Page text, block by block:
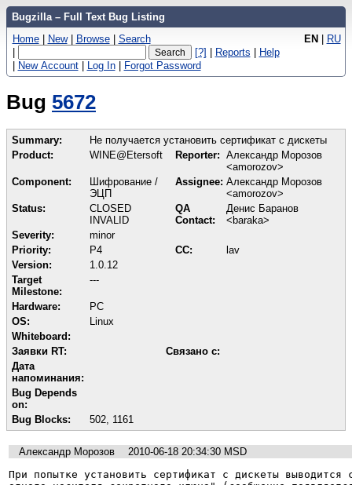
Bugzilla – Full Text Bug Listing
EN | RU
Home | New | Browse | Search
|
[?] | Reports | Help
| New Account | Log In | Forgot Password
Bug 5672
Summary:
Не получается установить сертификат с дискеты
Product:
WINE@Etersoft Reporter: Александр Морозов
<amorozov>
Component:
Шифрование /
ЭЦП
Assignee: Александр Морозов
<amorozov>
Status:
CLOSED
INVALID
QA
Contact:
Денис Баранов
<baraka>
Severity:
minor
Priority:
P4 CC:
lav
Version:
1.0.12
Target
Milestone:
---
Hardware:
PC
OS:
Linux
Whiteboard:
Заявки RT:
Связано с:
Дата
напоминания:
Bug Depends
on:
Bug Blocks:
502 1161
Александр Морозов
2010-06-18 20:34:30 MSD
При попытке установить сертификат с дискеты выводится